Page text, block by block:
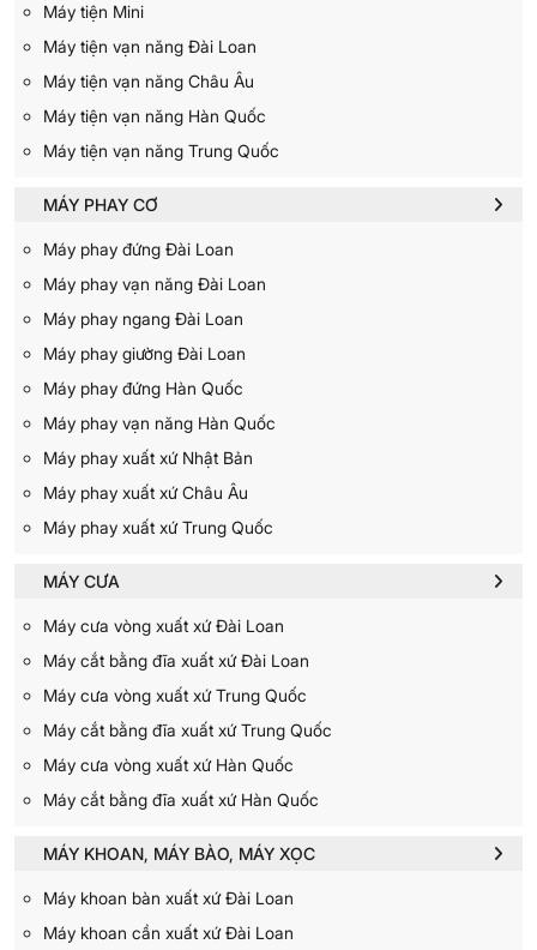
Máy tiện Mini
Máy tiện vạn năng Đài Loan
Máy tiện vạn năng Châu Âu
Máy tiện vạn năng Hàn Quốc
Máy tiện vạn năng Trung Quốc
MÁY PHAY CƠ
Máy phay đứng Đài Loan
Máy phay vạn năng Đài Loan
Máy phay ngang Đài Loan
Máy phay giường Đài Loan
Máy phay đứng Hàn Quốc
Máy phay vạn năng Hàn Quốc
Máy phay xuất xứ Nhật Bản
Máy phay xuất xứ Châu Âu
Máy phay xuất xứ Trung Quốc
MÁY CƯA
Máy cưa vòng xuất xứ Đài Loan
Máy cắt bằng đĩa xuất xứ Đài Loan
Máy cưa vòng xuất xứ Trung Quốc
Máy cắt bằng đĩa xuất xứ Trung Quốc
Máy cưa vòng xuất xứ Hàn Quốc
Máy cắt bằng đĩa xuất xứ Hàn Quốc
MÁY KHOAN, MÁY BÀO, MÁY XỌC
Máy khoan bàn xuất xứ Đài Loan
Máy khoan cần xuất xứ Đài Loan